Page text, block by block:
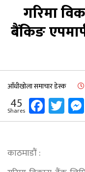
गरिमा
बैंकिङ
आँधीखोला समाचार डेस्क
45
Shares
काठमाडौं :